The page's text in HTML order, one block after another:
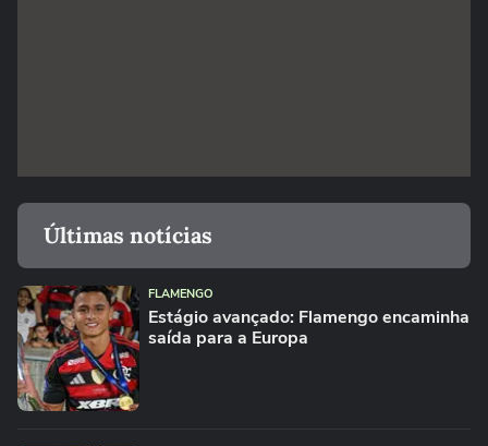
Últimas notícias
FLAMENGO
Estágio avançado: Flamengo encaminha
saída para a Europa